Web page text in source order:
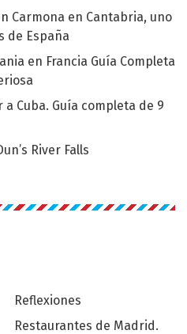
Carmona en Cantabria, uno
de España
en Francia Guía Completa
a Cuba. Guía completa de 9
River Falls
Reflexiones
Restaurantes de Madrid.